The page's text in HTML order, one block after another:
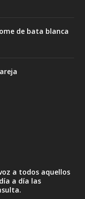
de bata blanca
a todos aquellos
a día las